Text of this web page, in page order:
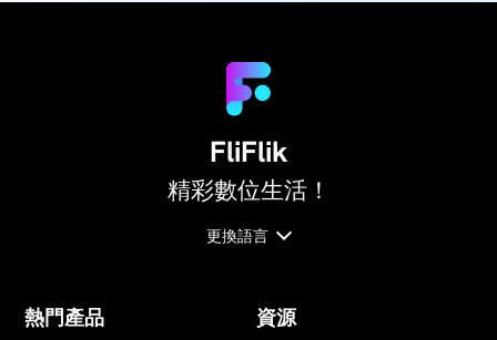
FliFlik
精彩數位生活！
更換語言
熱門產品 資源